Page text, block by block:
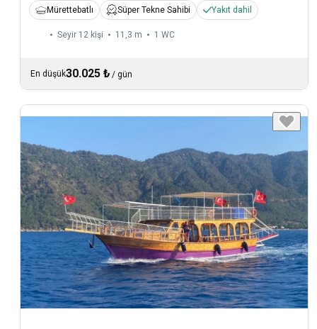
Mürettebatlı Süper Tekne Sahibi Yakıt dahil
Seyir 12 kişi 11,3 m 1 WC
En düşük30.025 ₺ / gün